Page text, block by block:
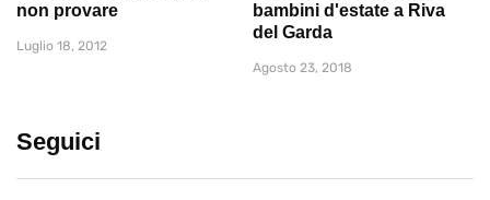
non provare
Luglio 18, 2012
bambini d'estate a Riva
del Garda
Agosto 23, 2018
Seguici